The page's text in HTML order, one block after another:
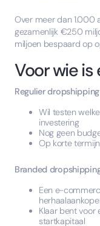
Over meer dan 1.000
gezamenlijk €250
miljoen bespaard op
Voor wie
Regulier dropshipping
Wil testen
investering
Nog geen
Op korte
Branded
Een e-
Klaar bent
startkapitaal